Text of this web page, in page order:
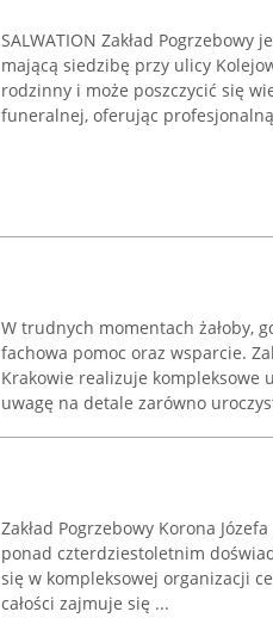
SALWATION Zakład
mającą siedzibę przy ulicy
rodzinny i może poszczycić się
funeralnej, oferując
W trudnych momentach żałoby,
fachowa pomoc oraz wsparcie.
Krakowie realizuje kompleksowe
uwagę na detale zarówno
Zakład Pogrzebowy Korona
ponad czterdziestoletnim
się w kompleksowej organizacji
całości zajmuje się ...